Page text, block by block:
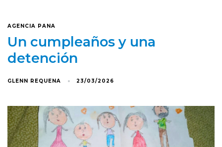
AGENCIA PANA
Un cumpleaños y una
detención
GLENN REQUENA 23/03/2026